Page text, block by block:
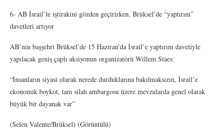
6- AB İsrail’le iştirakini gözden geçirirken, Brüksel’de “yaptırım”
davetleri artıyor
AB’nin başşehri Brüksel’de 15 Haziran’da İsrail’e yaptırım davetiyle
yapılacak geniş çaplı aksiyonun organizatörü Willem Staes:
“İnsanların siyasi olarak nerede durduklarına bakılmaksızın, İsrail’e
ekonomik boykot, tam silah ambargosu üzere mevzularda genel olarak
büyük bir dayanak var”
(Selen Valente/Brüksel) (Görüntülü)